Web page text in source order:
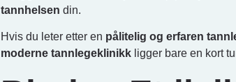
tannhelsen din.
Hvis du leter etter en pålitelig og erfaren
moderne tannlegeklinikk ligger bare en kort